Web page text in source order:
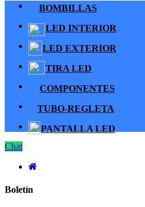
BOMBILLAS
LED INTERIOR
LED EXTERIOR
TIRA LED
COMPONENTES
TUBO-REGLETA
PANTALLA LED
Chat
Boletín